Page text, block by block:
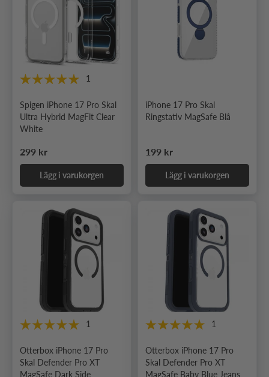
1
Spigen iPhone 17 Pro Skal
Ultra Hybrid MagFit Clear
White
Ordinarie pris
299 kr
Lägg i varukorgen
iPhone 17 Pro Skal
Ringstativ MagSafe Blå
Ordinarie pris
199 kr
Lägg i varukorgen
1
Otterbox iPhone 17 Pro
Skal Defender Pro XT
MagSafe Dark Side
1
Otterbox iPhone 17 Pro
Skal Defender Pro XT
MagSafe Baby Blue Jeans